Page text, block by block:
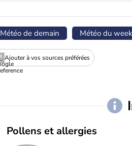
Météo de demain Météo du
Ajouter à vos sources préférées
Pollens et allergies